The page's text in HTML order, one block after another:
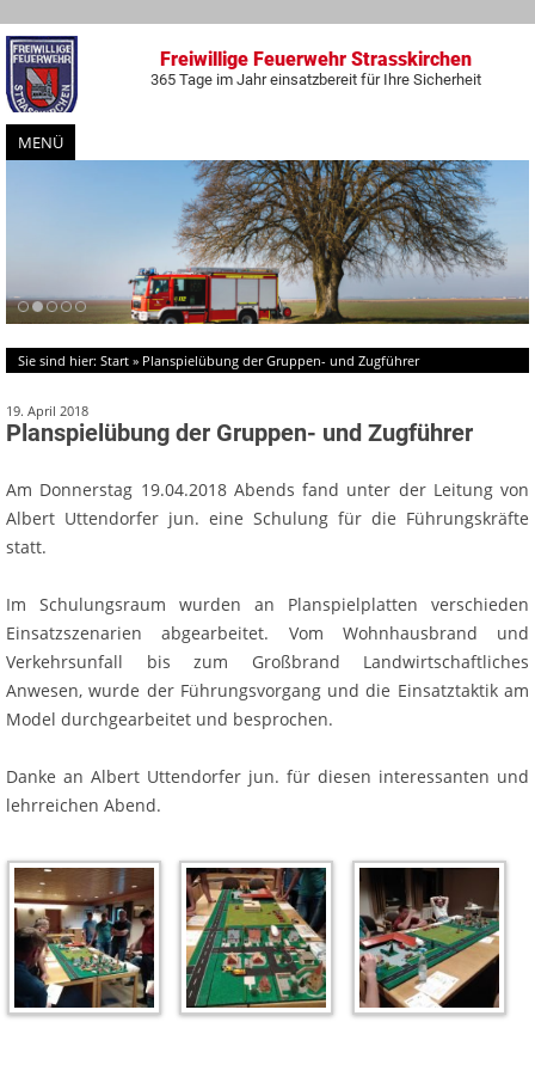
Freiwillige Feuerwehr Strasskirchen
365 Tage im Jahr einsatzbereit für Ihre Sicherheit
MENÜ
Zum
Inhalt
springen
Sie sind hier: Start » Planspielübung der Gruppen- und Zugführer
19. April 2018
Planspielübung der Gruppen- und Zugführer
Am Donnerstag 19.04.2018 Abends fand unter der Leitung von
Albert Uttendorfer jun. eine Schulung für die Führungskräfte
statt.
Im Schulungsraum wurden an Planspielplatten verschieden
Einsatzszenarien abgearbeitet. Vom Wohnhausbrand und
Verkehrsunfall bis zum Großbrand Landwirtschaftliches
Anwesen, wurde der Führungsvorgang und die Einsatztaktik am
Model durchgearbeitet und besprochen.
Danke an Albert Uttendorfer jun. für diesen interessanten und
lehrreichen Abend.